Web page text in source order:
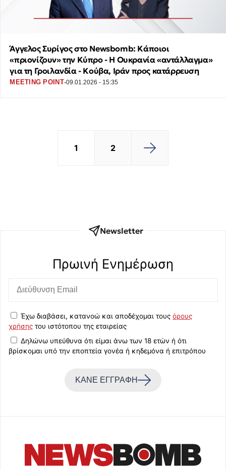
Άγγελος Συρίγος στο Newsbomb: Κάποιοι
«πριονίζουν» την Κύπρο - Η Ουκρανία «αντάλλαγμα»
για τη Γροιλανδία - Κούβα, Ιράν προς κατάρρευση
MEETING POINT·09.01.2026 - 15:35
1 2
Newsletter
Πρωινή Eνημέρωση
Έχω διαβάσει, κατανοώ και αποδέχομαι τους όρους
χρήσης του ιστότοπου της εταιρείας
Δηλώνω υπεύθυνα ότι είμαι άνω των 18 ετών ή ότι
βρίσκομαι υπό την εποπτεία γονέα ή κηδεμόνα ή επιτρόπου
ΚΑΝΕ ΕΓΓΡΑΦΗ